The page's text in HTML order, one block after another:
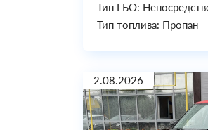
Тип ГБО:
Тип топлива: Пропан
2.08.2026